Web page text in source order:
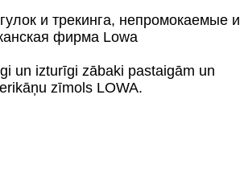
и трекинга, непромокаемые и
фирма Lowa
un izturīgi zābaki pastaigām un
zīmols LOWA.